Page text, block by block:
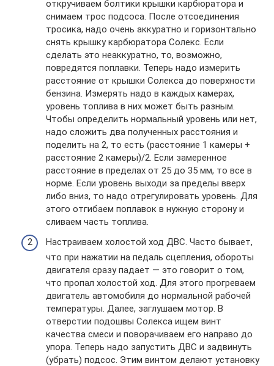
откручиваем болтики крышки карбюратора и
снимаем трос подсоса. После отсоединения
тросика, надо очень аккуратно и горизонтально
снять крышку карбюратора Солекс. Если
сделать это неаккуратно, то, возможно,
повредятся поплавки. Теперь надо измерить
расстояние от крышки Солекса до поверхности
бензина. Измерять надо в каждых камерах,
уровень топлива в них может быть разным.
Чтобы определить нормальный уровень или нет,
надо сложить два полученных расстояния и
поделить на 2, то есть (расстояние 1 камеры +
расстояние 2 камеры)/2. Если замеренное
расстояние в пределах от 25 до 35 мм, то все в
норме. Если уровень выходи за пределы вверх
либо вниз, то надо отрегулировать уровень. Для
этого отгибаем поплавок в нужную сторону и
сливаем часть топлива.
Настраиваем холостой ход ДВС. Часто бывает,
что при нажатии на педаль сцепления, обороты
двигателя сразу падает — это говорит о том,
что пропал холостой ход. Для этого прогреваем
двигатель автомобиля до нормальной рабочей
температуры. Далее, заглушаем мотор. В
отверстии подошвы Солекса ищем винт
качества смеси и поворачиваем его направо до
упора. Теперь надо запустить ДВС и задвинуть
(убрать) подсос. Этим винтом делают установку